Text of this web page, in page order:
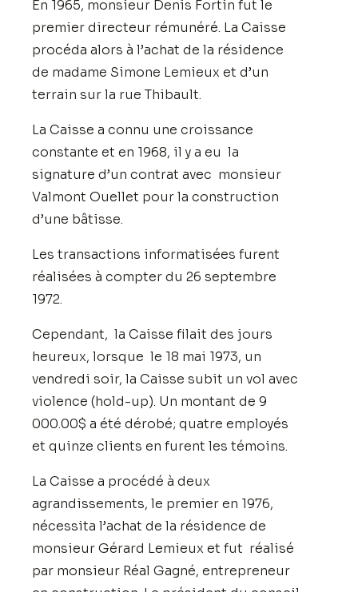
En 1965, monsieur Denis Fortin fut le
premier directeur rémunéré. La Caisse
procéda alors à l’achat de la résidence
de madame Simone Lemieux et d’un
terrain sur la rue Thibault.
La Caisse a connu une croissance
constante et en 1968, il y a eu la
signature d’un contrat avec monsieur
Valmont Ouellet pour la construction
d’une bâtisse.
Les transactions informatisées furent
réalisées à compter du 26 septembre
1972.
Cependant, la Caisse filait des jours
heureux, lorsque le 18 mai 1973, un
vendredi soir, la Caisse subit un vol avec
violence (hold-up). Un montant de 9
000.00$ a été dérobé; quatre employés
et quinze clients en furent les témoins.
La Caisse a procédé à deux
agrandissements, le premier en 1976,
nécessita l’achat de la résidence de
monsieur Gérard Lemieux et fut réalisé
par monsieur Réal Gagné, entrepreneur